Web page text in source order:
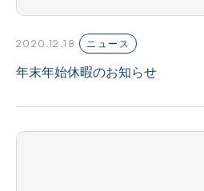
2020.12.18 ニュース
年末年始休暇のお知らせ